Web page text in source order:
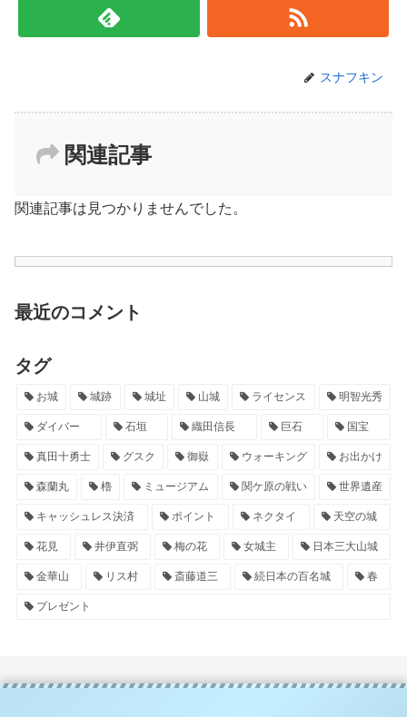
スナフキン
関連記事
関連記事は見つかりませんでした。
最近のコメント
タグ
お城 城跡 城址 山城 ライセンス 明智光秀
ダイバー 石垣 織田信長 巨石 国宝
真田十勇士 グスク 御嶽 ウォーキング お出かけ
森蘭丸 櫓 ミュージアム 関ケ原の戦い 世界遺産
キャッシュレス決済 ポイント ネクタイ 天空の城
花見 井伊直弼 梅の花 女城主 日本三大山城
金華山 リス村 斎藤道三 続日本の百名城 春
プレゼント